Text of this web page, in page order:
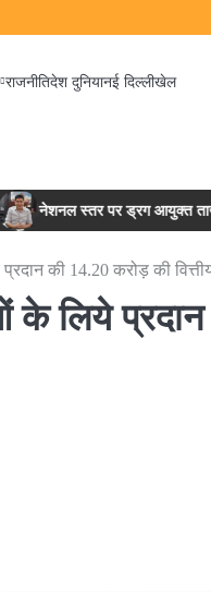
राजनीतिदेश दुनियानई दिल्लीखेल
नेशनल स्तर पर ड्रग आयुक्त ताजवर सिंह
की 14.20 करोड़ की
के लिये प्रदान